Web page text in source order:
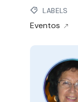
LABELS
Eventos